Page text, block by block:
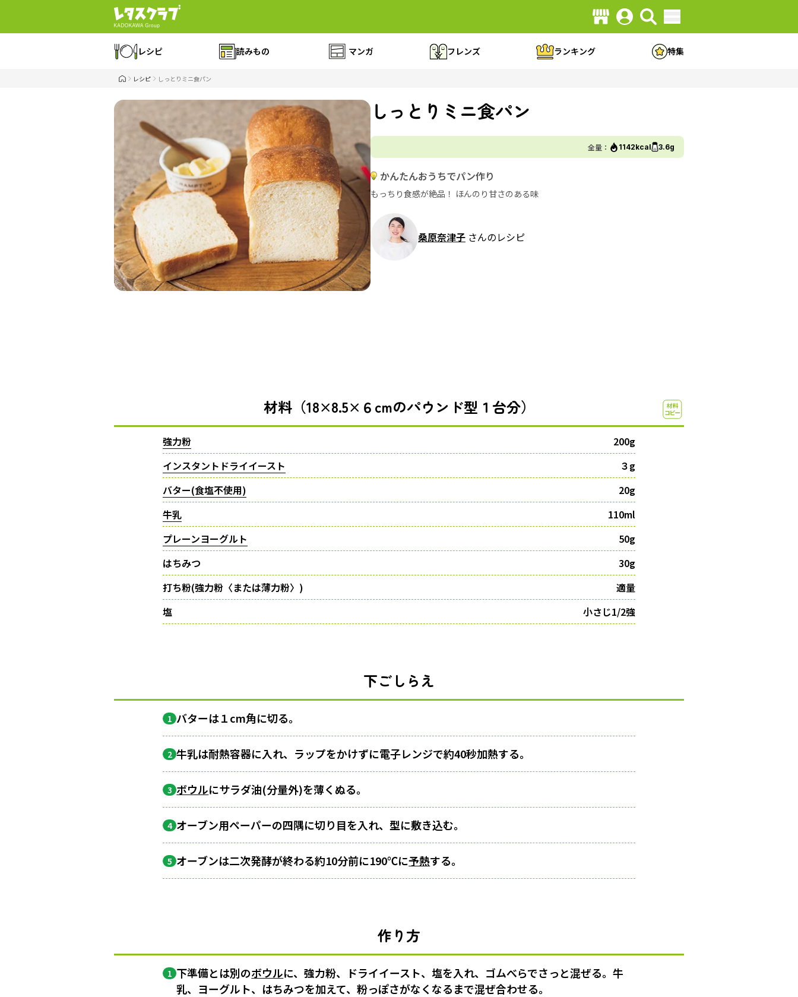
レシピ 読みもの マンガ フレンズ ランキング 特集
レシピ しっとりミニ食パン
しっとりミニ食パン
全量： 1142kcal 3.6g
かんたんおうちでパン作り
もっちり食感が絶品！ ほんのり甘さのある味
桑原奈津子 さんのレシピ
材料（18×8.5×６cmのパウンド型１台分）
強力粉
200g
インスタントドライイースト
３g
バター(食塩不使用)
20g
牛乳
110ml
プレーンヨーグルト
50g
はちみつ
30g
打ち粉(強力粉〈または薄力粉〉)
適量
塩
小さじ1/2強
下ごしらえ
1 バターは１cm角に切る。
2 牛乳は耐熱容器に入れ、ラップをかけずに電子レンジで約40秒加熱する。
3 ボウルにサラダ油(分量外)を薄くぬる。
4 オーブン用ペーパーの四隅に切り目を入れ、型に敷き込む。
5 オーブンは二次発酵が終わる約10分前に190℃に予熱する。
作り方
1 下準備とは別のボウルに、強力粉、ドライイースト、塩を入れ、ゴムべらでさっと混ぜる。牛
乳、ヨーグルト、はちみつを加えて、粉っぽさがなくなるまで混ぜ合わせる。